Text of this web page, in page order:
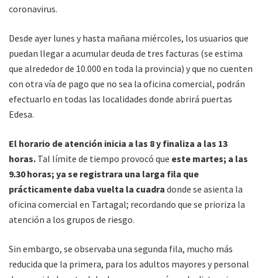
coronavirus.
Desde ayer lunes y hasta mañana miércoles, los usuarios que
puedan llegar a acumular deuda de tres facturas (se estima
que alrededor de 10.000 en toda la provincia) y que no cuenten
con otra vía de pago que no sea la oficina comercial, podrán
efectuarlo en todas las localidades donde abrirá puertas
Edesa.
El horario de atención inicia a las 8 y finaliza a las 13
horas. Tal límite de tiempo provocó que este martes; a las
9.30 horas; ya se registrara una larga fila que
prácticamente daba vuelta la cuadra donde se asienta la
oficina comercial en Tartagal; recordando que se prioriza la
atención a los grupos de riesgo.
Sin embargo, se observaba una segunda fila, mucho más
reducida que la primera, para los adultos mayores y personal